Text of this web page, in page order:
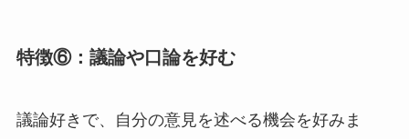
特徴⑥：議論や口論を好む
議論好きで、自分の意見を述べる機会を好みま